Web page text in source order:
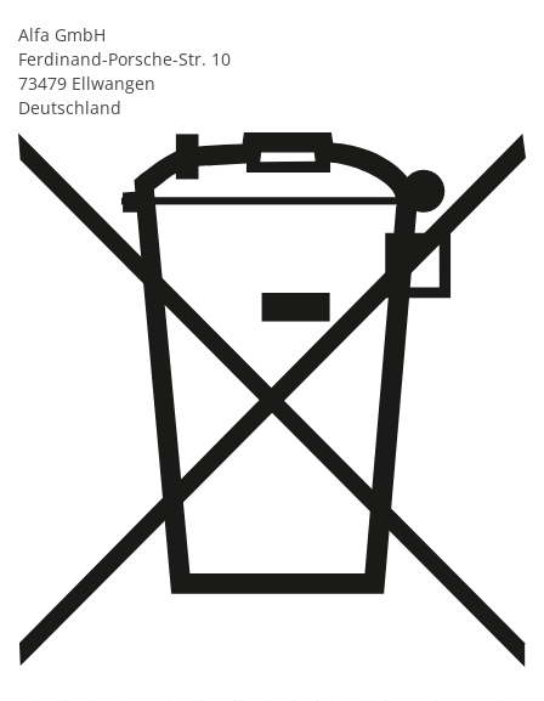
Alfa GmbH
Ferdinand-Porsche-Str. 10
73479 Ellwangen
Deutschland